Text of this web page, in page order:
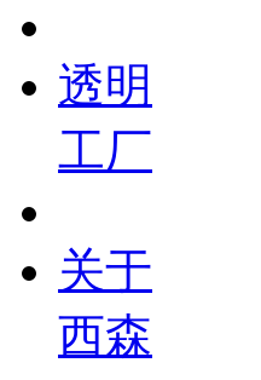
透明
工厂
关于
西森